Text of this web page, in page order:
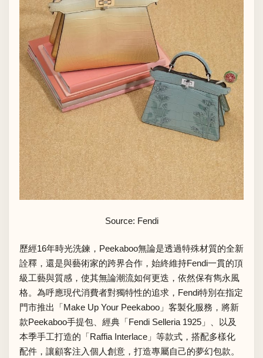
Source: Fendi
歷經16年時光洗鍊，Peekaboo無論是透過特殊材質的全新
詮釋，還是與藝術家的跨界合作，始終維持Fendi一貫的頂
級工藝與質感，使其無論潮流如何更迭，依然保有雋永風
格。為呼應現代消費者對獨特性的追求，Fendi特別在指定
門市推出「Make Up Your Peekaboo」客製化服務，將新
款Peekaboo手提包、經典「Fendi Selleria 1925」、以及
本季手工打造的「Raffia Interlace」等款式，搭配多樣化
配件，讓顧客注入個人創意，打造專屬自己的夢幻包款。